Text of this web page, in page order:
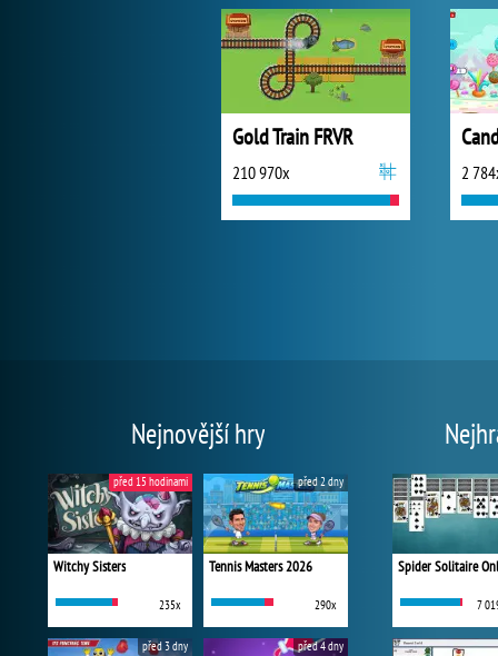
Gold Train FRVR
210 970x 2
Nejnovější hry
Witchy Sisters
235x
před 15 hodinami
Tennis Masters 2026
290x
před 2 dny
před 3 dny před 4 dny
Spider Solitaire
7